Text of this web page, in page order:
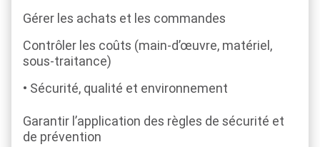
Gérer les achats et les commandes
Contrôler les coûts (main-d’œuvre, matériel,
sous-traitance)
Sécurité, qualité et environnement
Garantir l’application des règles de sécurité et
de prévention